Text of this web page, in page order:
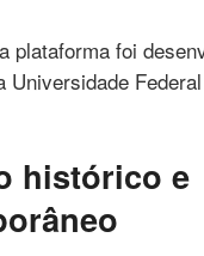
plataforma foi
Universidade
histórico e